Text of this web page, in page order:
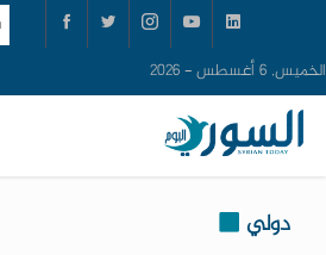
الخميس, 6 أغسطس - 2026
دولي